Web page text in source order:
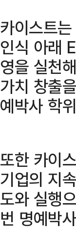
카이스트
인식 아래
영을 실천
가치 창출
예박사 학
또한 카이
기업의 지
도와 실행
번 명예박